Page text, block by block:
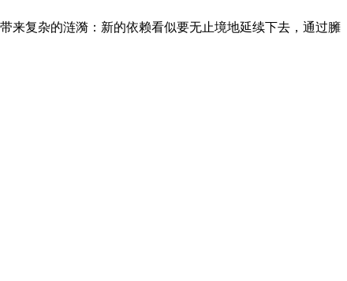
来复杂的涟漪：新的依赖看似要无止境地延续下去，通过臃